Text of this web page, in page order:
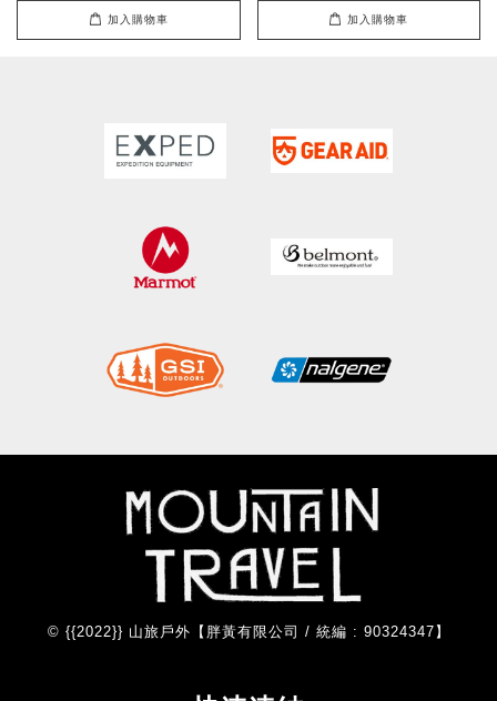
加入購物車 加入購物車
© {{2022}} 山旅戶外【胖黃有限公司 / 統編 : 90324347】